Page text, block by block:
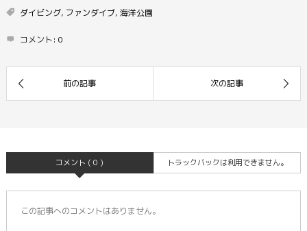
ダイビング, ファンダイブ, 海洋公園
コメント: 0
コメント ( 0 ) トラックバックは利用できません。
この記事へのコメントはありません。